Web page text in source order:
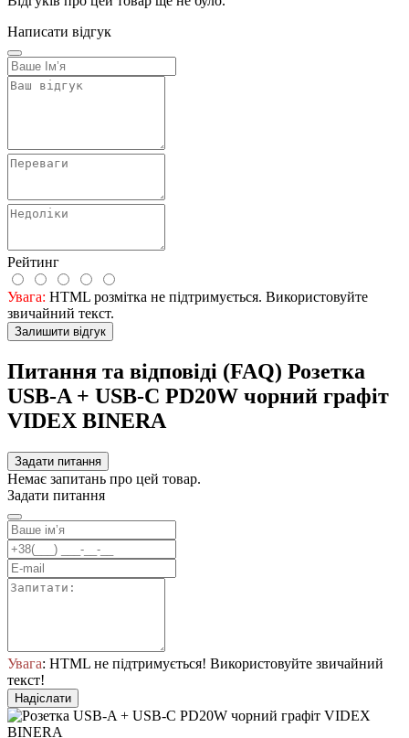
Написати відгук
Рейтинг
Увага: HTML розмітка не підтримується. Використовуйте
звичайний текст.
Залишити відгук
Питання та відповіді (FAQ) Розетка
USB-A + USB-C PD20W чорний графіт
VIDEX BINERA
Задати питання
Немає запитань про цей товар.
Задати питання
Увага: HTML не підтримується! Використовуйте звичайний
текст!
Надіслати